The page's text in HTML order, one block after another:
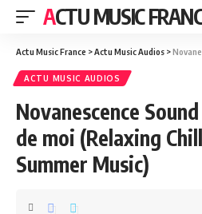
ACTU MUSIC
Actu Music France >Actu Music Audios >Novanescence
ACTU MUSIC AUDIOS
Novanescence
de moi (Relaxing
Summer Music)